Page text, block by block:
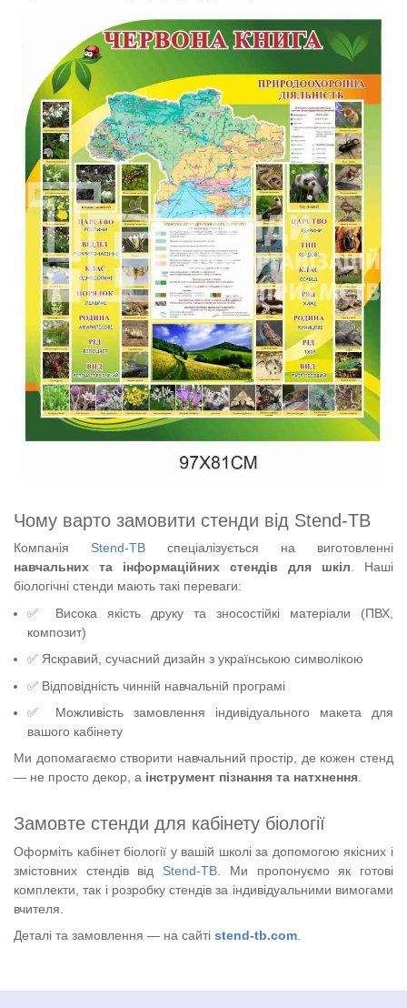
Чому варто замовити стенди від Stend-TB
Компанія Stend-TB спеціалізується на виготовленні
навчальних та інформаційних стендів для шкіл. Наші
біологічні стенди мають такі переваги:
✅ Висока якість друку та зносостійкі матеріали (ПВХ,
композит)
✅ Яскравий, сучасний дизайн з українською символікою
✅ Відповідність чинній навчальній програмі
✅
Можливість замовлення індивідуального макета для
вашого кабінету
Ми допомагаємо створити навчальний простір, де кожен стенд
— не просто декор, а інструмент пізнання та натхнення.
Замовте стенди для кабінету біології
Оформіть кабінет біології у вашій школі за допомогою якісних і
змістовних стендів від Stend-TB . Ми пропонуємо як готові
комплекти, так і розробку стендів за індивідуальними вимогами
вчителя.
Деталі та замовлення — на сайті stend-tb.com